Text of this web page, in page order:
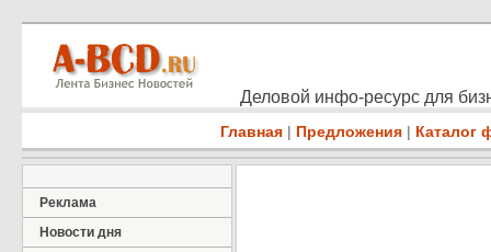
Деловой инфо-ресурс для
Главная | Предложения | Каталог
Реклама
Новости дня